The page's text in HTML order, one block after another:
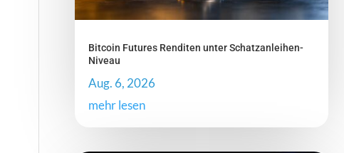
Bitcoin Futures Renditen unter Schatzanleihen-
Niveau
Aug. 6, 2026
mehr lesen